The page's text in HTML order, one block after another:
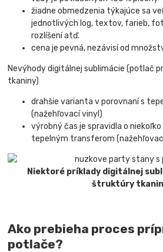
žiadne obmedzenia týkajúce sa
jednotlivých log, textov, farieb,
rozlíšení atď.
cena je pevná, nezávisí od
Nevýhody digitálnej sublimácie (potlač
tkaniny)
drahšie varianta v porovnaní s
(nažehľovací vinyl)
výrobný čas je spravidla o
tepelným transferom
Niektoré príklady digitálnej
štruktúry
Ako prebieha proces
potlače?